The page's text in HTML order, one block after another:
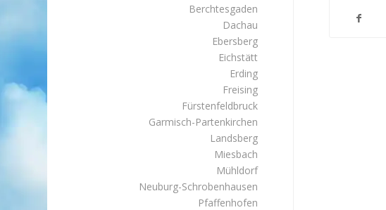
Berchtesgaden
Dachau
Ebersberg
Eichstätt
Erding
Freising
Fürstenfeldbruck
Garmisch-Partenkirchen
Landsberg
Miesbach
Mühldorf
Neuburg-Schrobenhausen
Pfaffenhofen